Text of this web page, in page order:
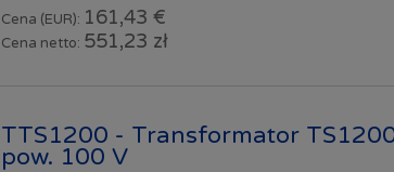
Cena (EUR): 161,43 €
Cena netto: 551,23 zł
TTS1200 - Transformator
pow. 100 V